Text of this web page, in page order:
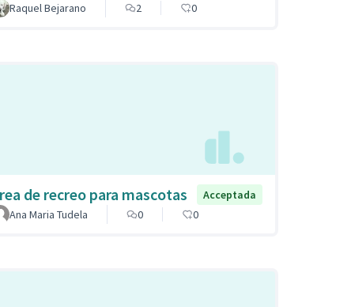
Raquel Bejarano 2 0
de recreo para mascotas
Acceptada
Ana Maria Tudela
0 0